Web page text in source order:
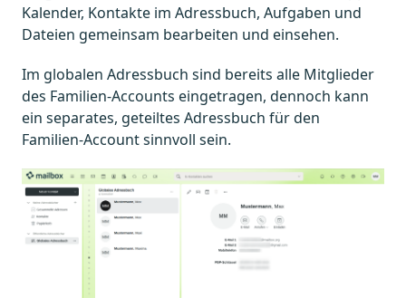
Kalender, Kontakte im Adressbuch, Aufgaben und
Dateien gemeinsam bearbeiten und einsehen.
Im globalen Adressbuch sind bereits alle Mitglieder
des Familien-Accounts eingetragen, dennoch kann
ein separates, geteiltes Adressbuch für den
Familien-Account sinnvoll sein.